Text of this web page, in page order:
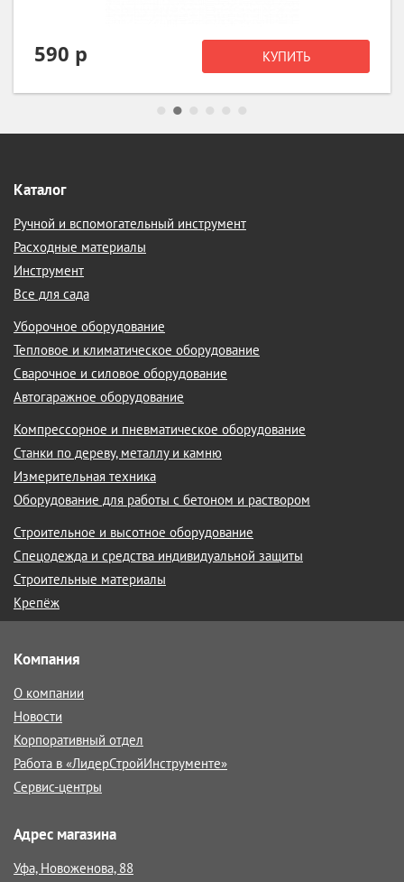
590 р КУПИТЬ
Каталог
Ручной и вспомогательный инструмент
Расходные материалы
Инструмент
Все для сада
Уборочное оборудование
Тепловое и климатическое оборудование
Сварочное и силовое оборудование
Автогаражное оборудование
Компрессорное и пневматическое оборудование
Станки по дереву, металлу и камню
Измерительная техника
Оборудование для работы с бетоном и раствором
Строительное и высотное оборудование
Спецодежда и средства индивидуальной защиты
Строительные материалы
Крепёж
Компания
О компании
Новости
Корпоративный отдел
Работа в «ЛидерСтройИнструменте»
Сервис-центры
Адрес магазина
Уфа, Новоженова, 88